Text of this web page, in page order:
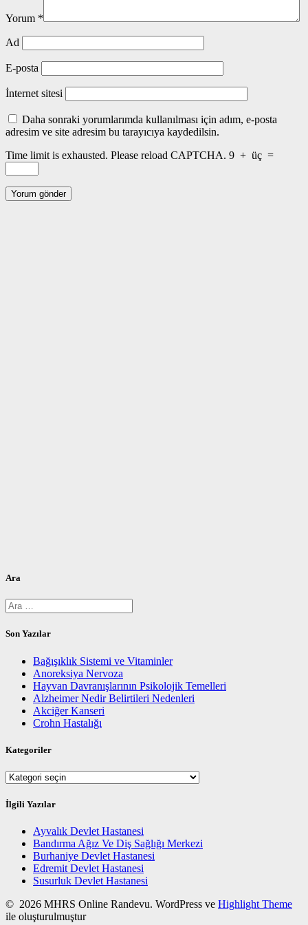
Yorum *
Ad
E-posta
İnternet sitesi
Daha sonraki yorumlarımda kullanılması için adım, e-posta
adresim ve site adresim bu tarayıcıya kaydedilsin.
Time limit is exhausted. Please reload CAPTCHA. 9 + üç =
Ara
Arama:
Son Yazılar
Bağışıklık Sistemi ve Vitaminler
Anoreksiya Nervoza
Hayvan Davranışlarının Psikolojik Temelleri
Alzheimer Nedir Belirtileri Nedenleri
Akciğer Kanseri
Crohn Hastalığı
Kategoriler
Kategoriler
İlgili Yazılar
Ayvalık Devlet Hastanesi
Bandırma Ağız Ve Diş Sağlığı Merkezi
Burhaniye Devlet Hastanesi
Edremit Devlet Hastanesi
Susurluk Devlet Hastanesi
© 2026 MHRS Online Randevu. WordPress ve Highlight Theme
ile oluşturulmuştur